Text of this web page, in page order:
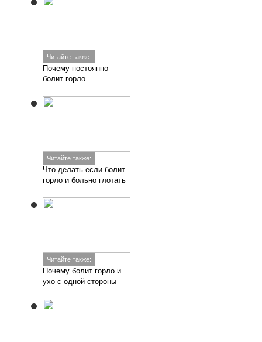
Читайте также:
Почему постоянно
болит горло
Читайте также:
Что делать если болит
горло и больно глотать
Читайте также:
Почему болит горло и
ухо с одной стороны